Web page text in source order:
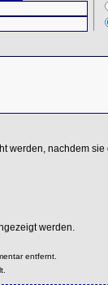
werden, nachdem
werden.
entfernt.